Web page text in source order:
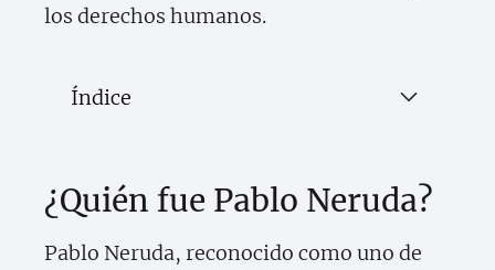
los derechos humanos.
Índice
¿Quién fue Pablo Neruda?
Pablo Neruda, reconocido como uno de